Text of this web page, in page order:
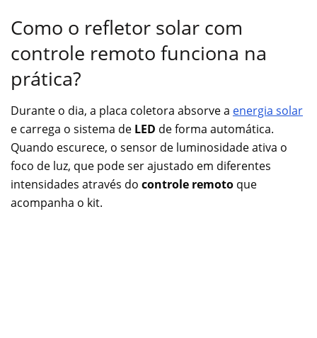
Como o refletor solar com
controle remoto funciona na
prática?
Durante o dia, a placa coletora absorve a energia solar
e carrega o sistema de LED de forma automática.
Quando escurece, o sensor de luminosidade ativa o
foco de luz, que pode ser ajustado em diferentes
intensidades através do controle remoto que
acompanha o kit.